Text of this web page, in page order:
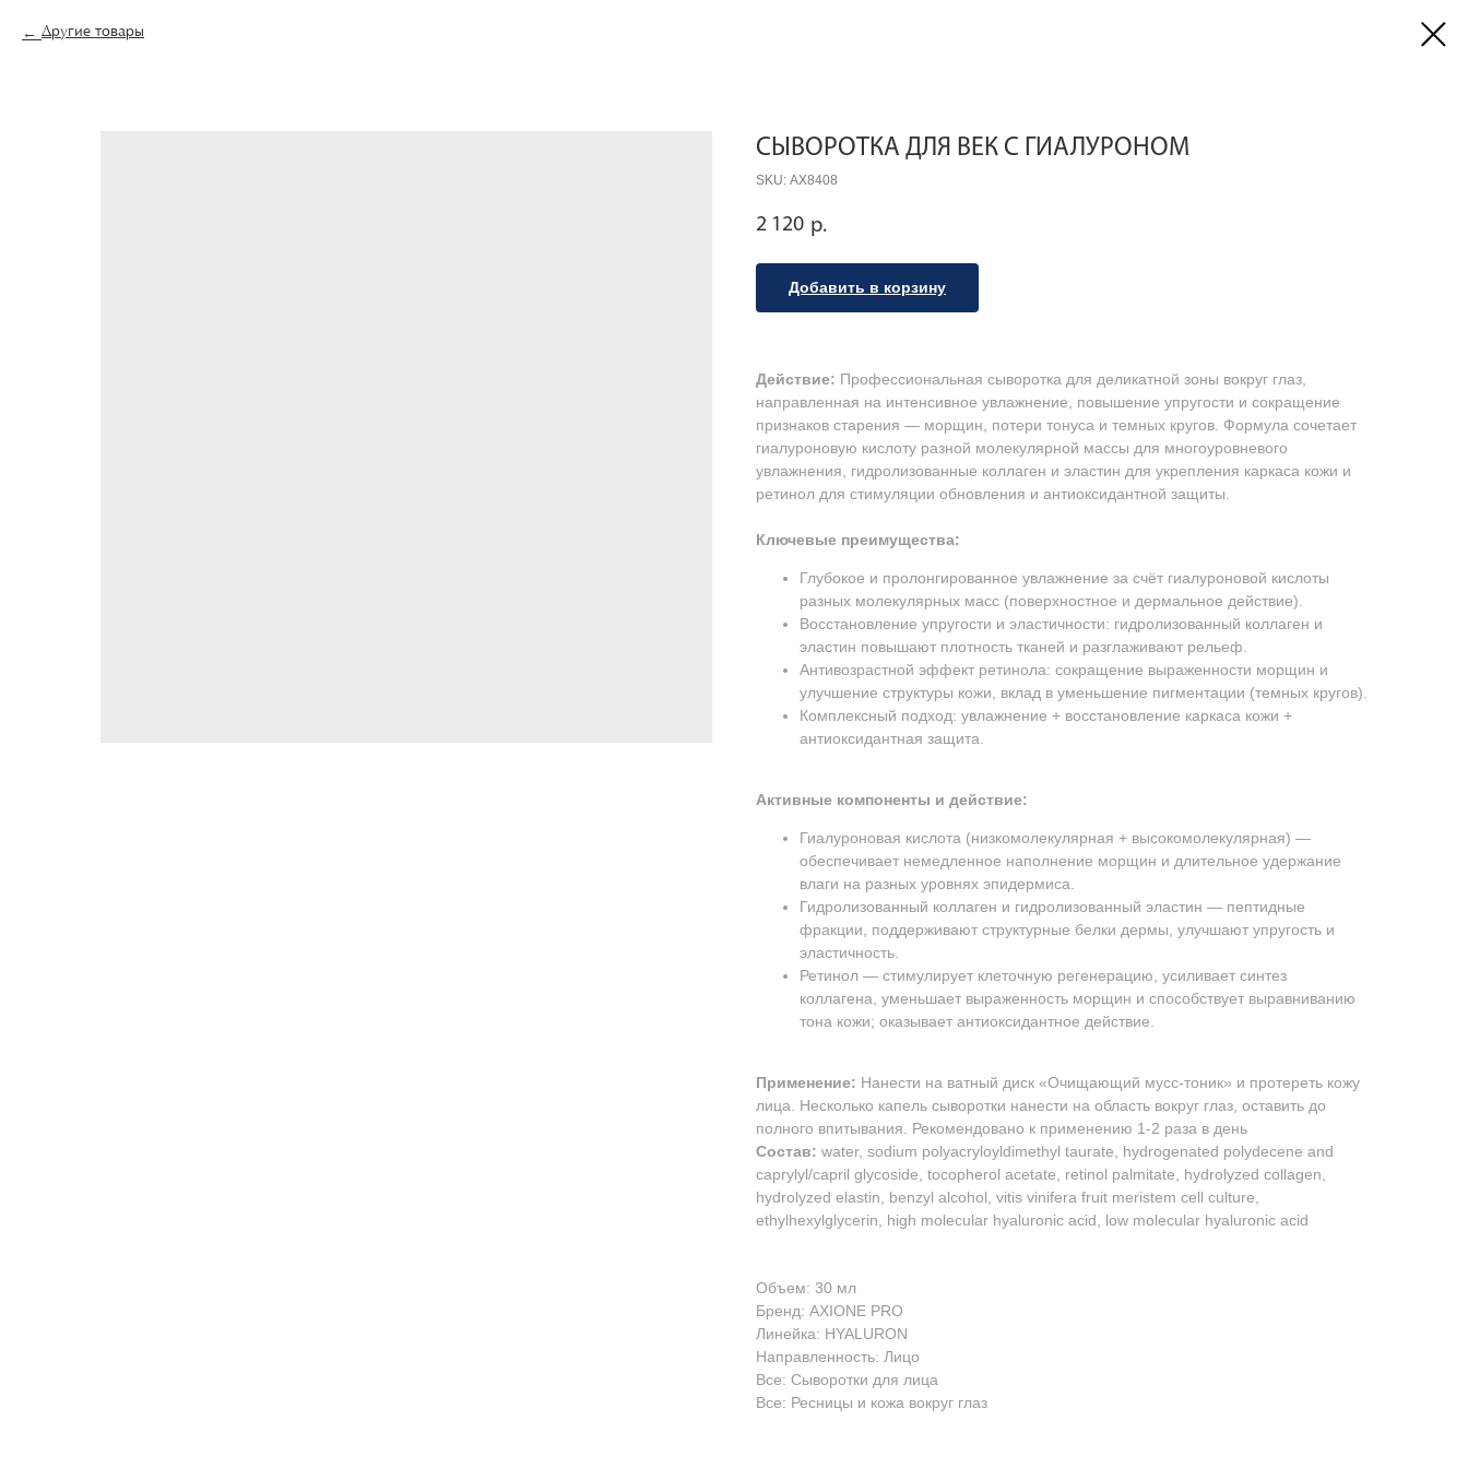
Другие товары
СЫВОРОТКА ДЛЯ ВЕК С ГИАЛУРОНОМ
SKU: АХ8408
2 120 р.
Добавить в корзину
Действие: Профессиональная сыворотка для деликатной зоны вокруг глаз,
направленная на интенсивное увлажнение, повышение упругости и сокращение
признаков старения — морщин, потери тонуса и темных кругов. Формула сочетает
гиалуроновую кислоту разной молекулярной массы для многоуровневого
увлажнения, гидролизованные коллаген и эластин для укрепления каркаса кожи и
ретинол для стимуляции обновления и антиоксидантной защиты.
Ключевые преимущества:
Глубокое и пролонгированное увлажнение за счёт гиалуроновой кислоты
разных молекулярных масс (поверхностное и дермальное действие).
Восстановление упругости и эластичности: гидролизованный коллаген и
эластин повышают плотность тканей и разглаживают рельеф.
Антивозрастной эффект ретинола: сокращение выраженности морщин и
улучшение структуры кожи, вклад в уменьшение пигментации (темных кругов).
Комплексный подход: увлажнение + восстановление каркаса кожи +
антиоксидантная защита.
Активные компоненты и действие:
Гиалуроновая кислота (низкомолекулярная + высокомолекулярная) —
обеспечивает немедленное наполнение морщин и длительное удержание
влаги на разных уровнях эпидермиса.
Гидролизованный коллаген и гидролизованный эластин — пептидные
фракции, поддерживают структурные белки дермы, улучшают упругость и
эластичность.
Ретинол — стимулирует клеточную регенерацию, усиливает синтез
коллагена, уменьшает выраженность морщин и способствует выравниванию
тона кожи; оказывает антиоксидантное действие.
Применение: Нанести на ватный диск «Очищающий мусс-тоник» и протереть кожу
лица. Несколько капель сыворотки нанести на область вокруг глаз, оставить до
полного впитывания. Рекомендовано к применению 1-2 раза в день
Состав: water, sodium polyacryloyldimethyl taurate, hydrogenated polydecene and
caprylyl/capril glycoside, tocopherol acetate, retinol palmitate, hydrolyzed collagen,
hydrolyzed elastin, benzyl alcohol, vitis vinifera fruit meristem cell culture,
ethylhexylglycerin, high molecular hyaluronic acid, low molecular hyaluronic acid
Объем: 30 мл
Бренд: AXIONE PRO
Линейка: HYALURON
Направленность: Лицо
Все: Сыворотки для лица
Все: Ресницы и кожа вокруг глаз